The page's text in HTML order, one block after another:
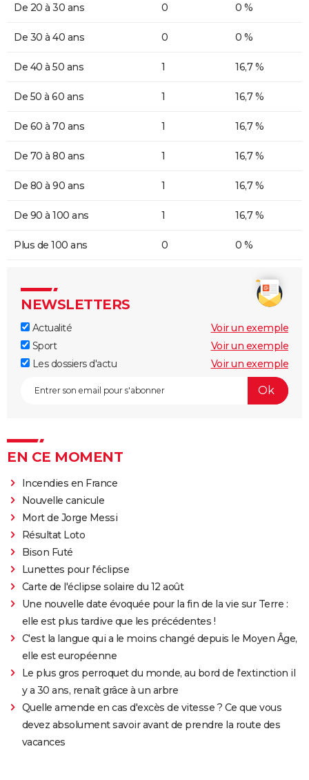
De 20 à 30 ans 0 0 %
De 30 à 40 ans 0 0 %
De 40 à 50 ans 1 16,7 %
De 50 à 60 ans 1 16,7 %
De 60 à 70 ans 1 16,7 %
De 70 à 80 ans 1 16,7 %
De 80 à 90 ans 1 16,7 %
De 90 à 100 ans 1 16,7 %
Plus de 100 ans 0 0 %
NEWSLETTERS
Actualité
Voir un exemple
Sport
Voir un exemple
Les dossiers d'actu
Voir un exemple
EN CE MOMENT
Incendies en France
Nouvelle canicule
Mort de Jorge Messi
Résultat Loto
Bison Futé
Lunettes pour l'éclipse
Carte de l'éclipse solaire du 12 août
Une nouvelle date évoquée pour la fin de la vie sur Terre :
elle est plus tardive que les précédentes !
C'est la langue qui a le moins changé depuis le Moyen Âge,
elle est européenne
Le plus gros perroquet du monde, au bord de l'extinction il
y a 30 ans, renaît grâce à un arbre
Quelle amende en cas d'excès de vitesse ? Ce que vous
devez absolument savoir avant de prendre la route des
vacances